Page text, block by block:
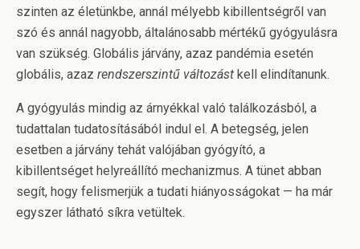
szinten az életünkbe, annál mélyebb kibillentségről van
szó és annál nagyobb, általánosabb mértékű gyógyulásra
van szükség. Globális járvány, azaz pandémia esetén
globális, azaz rendszerszintű változást kell elindítanunk.
A gyógyulás mindig az árnyékkal való találkozásból, a
tudattalan tudatosításából indul el. A betegség, jelen
esetben a járvány tehát valójában gyógyító, a
kibillentséget helyreállító mechanizmus. A tünet abban
segít, hogy felismerjük a tudati hiányosságokat — ha már
egyszer látható síkra vetültek.